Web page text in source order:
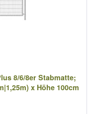
8/6/8er Stabmatte;
x Höhe 100cm